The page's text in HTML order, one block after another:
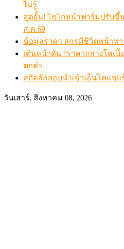
ไม่รู้
สุดอั้น! ไข่ไก่หน้าฟาร์มปรับขึ้น
ส.ค.69
ข้อมูลราคา สุกรมีชีวิตหน้าฟา
เดินหน้าดัน “ราคากลางโคเ
ตกต่ำ
สกัดลักลอบนำเข้าเอ็นโคแช่แ
วันเสาร์, สิงหาคม 08, 2026